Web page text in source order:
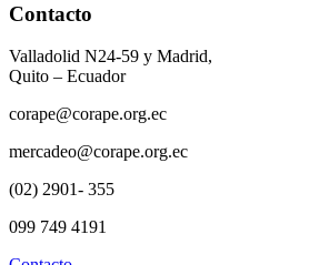
Contacto
Valladolid N24-59 y Madrid,
Quito – Ecuador
corape@corape.org.ec
mercadeo@corape.org.ec
(02) 2901- 355
099 749 4191